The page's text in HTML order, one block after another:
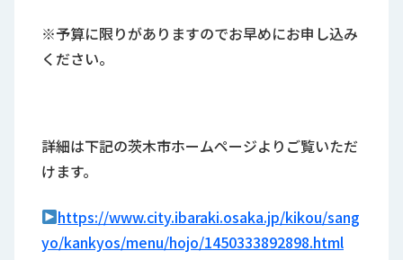
※予算に限りがありますのでお早めにお申し込み
ください。
詳細は下記の茨木市ホームページよりご覧いただ
けます。
https://www.city.ibaraki.osaka.jp/kikou/sang
yo/kankyos/menu/hojo/1450333892898.html